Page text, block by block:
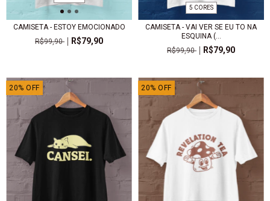
CAMISETA - ESTOY EMOCIONADO
R$99,90
R$79,90
5 CORES
CAMISETA - VAI VER SE EU TO NA
ESQUINA (...
R$99,90
R$79,90
20% OFF 20% OFF